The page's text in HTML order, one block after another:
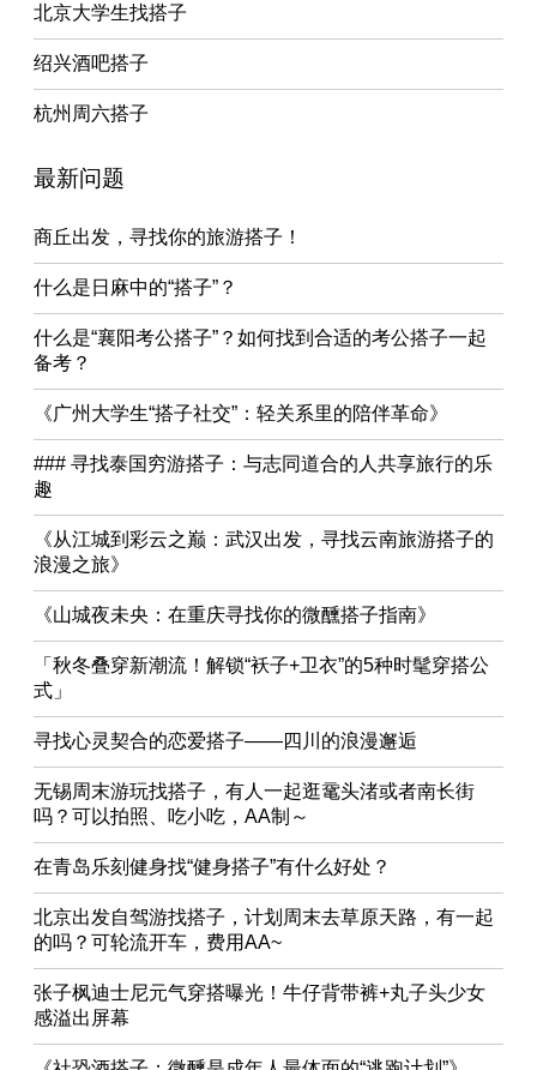
北京大学生找搭子
绍兴酒吧搭子
杭州周六搭子
最新问题
商丘出发，寻找你的旅游搭子！
什么是日麻中的“搭子”？
什么是“襄阳考公搭子”？如何找到合适的考公搭子一起
备考？
《广州大学生“搭子社交”：轻关系里的陪伴革命》
### 寻找泰国穷游搭子：与志同道合的人共享旅行的乐
趣
《从江城到彩云之巅：武汉出发，寻找云南旅游搭子的
浪漫之旅》
《山城夜未央：在重庆寻找你的微醺搭子指南》
「秋冬叠穿新潮流！解锁“袄子+卫衣”的5种时髦穿搭公
式」
寻找心灵契合的恋爱搭子——四川的浪漫邂逅
无锡周末游玩找搭子，有人一起逛鼋头渚或者南长街
吗？可以拍照、吃小吃，AA制～
在青岛乐刻健身找“健身搭子”有什么好处？
北京出发自驾游找搭子，计划周末去草原天路，有一起
的吗？可轮流开车，费用AA~
张子枫迪士尼元气穿搭曝光！牛仔背带裤+丸子头少女
感溢出屏幕